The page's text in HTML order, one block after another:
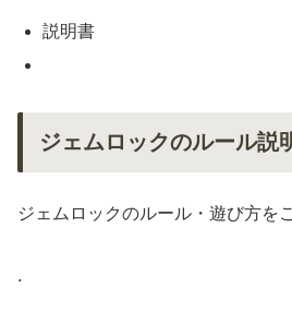
説明書
ジェムロックのルール説
ジェムロックのルール・遊び方を
.